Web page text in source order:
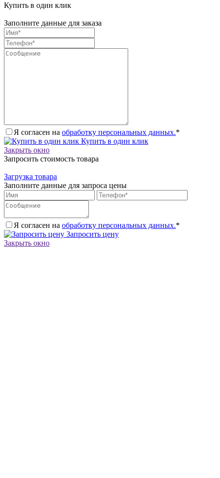
Купить в один клик
Заполните данные для заказа
Я согласен на обработку персональных данных.*
Купить в один клик
Закрыть окно
Запросить стоимость товара
Загрузка товара
Заполните данные для запроса цены
Я согласен на обработку персональных данных.*
Запросить цену
Закрыть окно